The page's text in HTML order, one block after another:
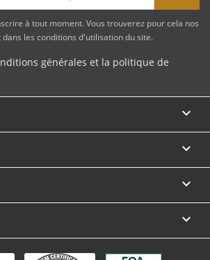
à tout moment. Vous trouverez pour cela nos
les conditions d'utilisation du site.
générales et la politique de



keyboard_arrow_down